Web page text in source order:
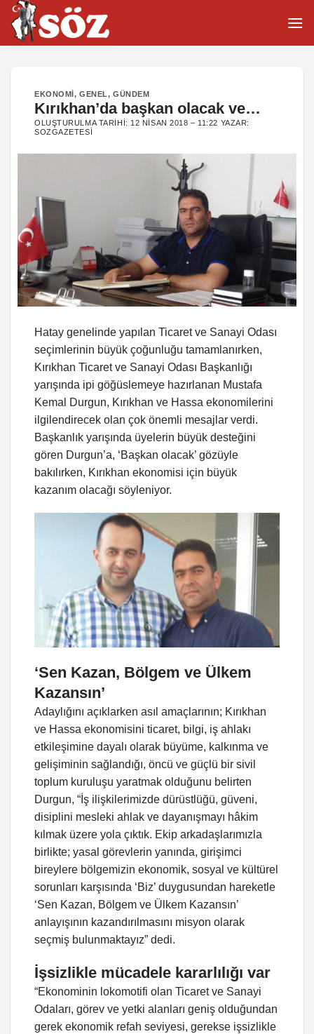
İçeriğe
atla
EKONOMI,GENEL, GÜNDEM
Kırıkhan’da başkan olacak ve…
OLUŞTURULMA TARIHI: 12 NISAN 2018 – 11:22 YAZAR:
SOZGAZETESI
Hatay genelinde yapılan Ticaret ve Sanayi Odası
seçimlerinin büyük çoğunluğu tamamlanırken,
Kırıkhan Ticaret ve Sanayi Odası Başkanlığı
yarışında ipi göğüslemeye hazırlanan Mustafa
Kemal Durgun, Kırıkhan ve Hassa ekonomilerini
ilgilendirecek olan çok önemli mesajlar verdi.
Başkanlık yarışında üyelerin büyük desteğini
gören Durgun’a, ‘Başkan olacak’ gözüyle
bakılırken, Kırıkhan ekonomisi için büyük
kazanım olacağı söyleniyor.
‘Sen Kazan, Bölgem ve Ülkem
Kazansın’
Adaylığını açıklarken asıl amaçlarının; Kırıkhan
ve Hassa ekonomisini ticaret, bilgi, iş ahlakı
etkileşimine dayalı olarak büyüme, kalkınma ve
gelişiminin sağlandığı, öncü ve güçlü bir sivil
toplum kuruluşu yaratmak olduğunu belirten
Durgun, “İş ilişkilerimizde dürüstlüğü, güveni,
disiplini mesleki ahlak ve dayanışmayı hâkim
kılmak üzere yola çıktık. Ekip arkadaşlarımızla
birlikte; yasal görevlerin yanında, girişimci
bireylere bölgemizin ekonomik, sosyal ve kültürel
sorunları karşısında ‘Biz’ duygusundan hareketle
‘Sen Kazan, Bölgem ve Ülkem Kazansın’
anlayışının kazandırılmasını misyon olarak
seçmiş bulunmaktayız” dedi.
İşsizlikle mücadele kararlılığı var
“Ekonominin lokomotifi olan Ticaret ve Sanayi
Odaları, görev ve yetki alanları geniş olduğundan
gerek ekonomik refah seviyesi, gerekse işsizlikle